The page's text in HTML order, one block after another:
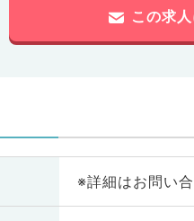
この求
※詳細はお問い